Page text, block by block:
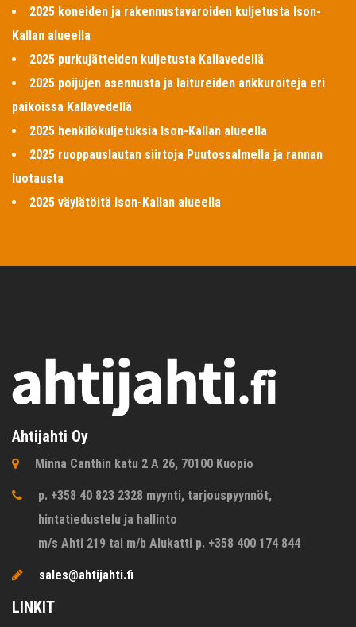
2025 koneiden ja rakennustavaroiden kuljetusta Ison-
Kallan alueella
2025 purkujätteiden kuljetusta Kallavedellä
2025 poijujen asennusta ja laitureiden ankkuroiteja eri
paikoissa Kallavedellä
2025 henkilökuljetuksia Ison-Kallan alueella
2025 ruoppauslautan siirtoja Puutossalmella ja rannan
luotausta
2025 väylätöitä Ison-Kallan alueella
Ahtijahti Oy
Minna Canthin katu 2 A 26, 70100 Kuopio
p. +358 40 823 2328 myynti, tarjouspyynnöt,
hintatiedustelu ja hallinto
m/s Ahti 219 tai m/b Alukatti p. +358 400 174 844
sales@ahtijahti.fi
LINKIT